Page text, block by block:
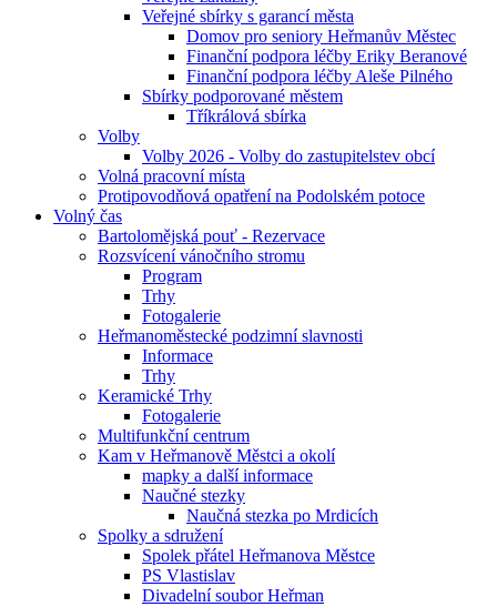
Veřejné sbírky s garancí města
Domov pro seniory Heřmanův Městec
Finanční podpora léčby Eriky Beranové
Finanční podpora léčby Aleše Pilného
Sbírky podporované městem
Tříkrálová sbírka
Volby
Volby 2026 - Volby do zastupitelstev obcí
Volná pracovní místa
Protipovodňová opatření na Podolském potoce
Volný čas
Bartolomějská pouť - Rezervace
Rozsvícení vánočního stromu
Program
Trhy
Fotogalerie
Heřmanoměstecké podzimní slavnosti
Informace
Trhy
Keramické Trhy
Fotogalerie
Multifunkční centrum
Kam v Heřmanově Městci a okolí
mapky a další informace
Naučné stezky
Naučná stezka po Mrdicích
Spolky a sdružení
Spolek přátel Heřmanova Městce
PS Vlastislav
Divadelní soubor Heřman